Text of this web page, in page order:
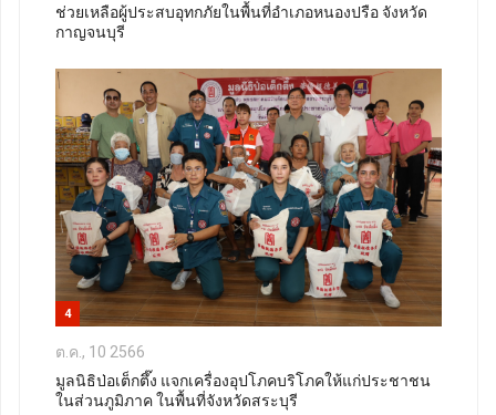
ช่วยเหลือผู้ประสบอุทกภัยในพื้นที่อำเภอหนองปรือ จังหวัด
กาญจนบุรี
4
ต.ค., 10 2566
มูลนิธิป่อเต็กตึ๊ง แจกเครื่องอุปโภคบริโภคให้แก่ประชาชน
ในส่วนภูมิภาค ในพื้นที่จังหวัดสระบุรี